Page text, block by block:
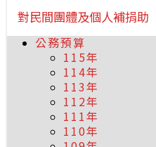
對民間團體及個人補捐助
公務預算
115年
114年
113年
112年
111年
110年